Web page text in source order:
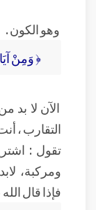
وهو الكون .
﴿ وَمِنْ
الآن لا بد
التقارب ،
تقول :
ومركبة،
فإذا قال